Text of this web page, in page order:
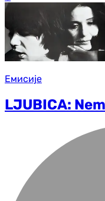
Емисије
LJUBICA: